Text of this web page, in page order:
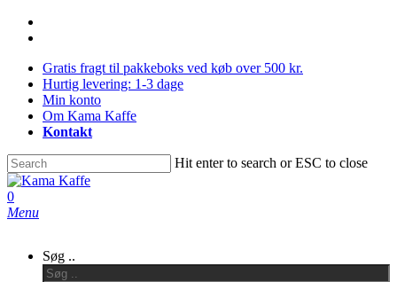
Skip
contentGratis fragt til pakkeboks ved køb over 500 kr.
Hurtig levering: 1-3 dage
Min konto
Om Kama Kaffe
Kontakt
Hit enter to search or ESC to close
Close
Search
0
Menu
Søg ..